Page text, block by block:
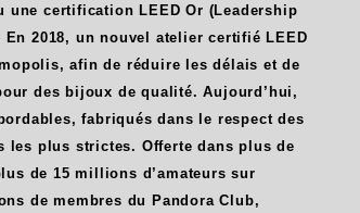
certification LEED Or (Leadership
2018, un nouvel atelier certifié LEED
afin de réduire les délais et de
des bijoux de qualité. Aujourd’hui,
fabriqués dans le respect des
les plus strictes. Offerte dans plus de
de 15 millions d’amateurs sur
de membres du Pandora Club,